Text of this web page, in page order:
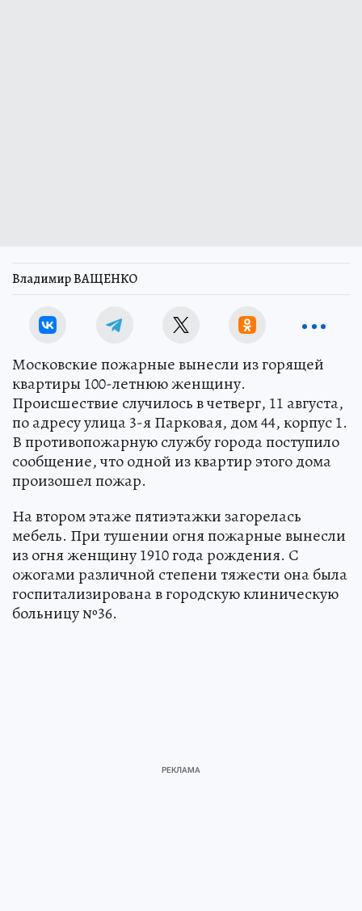
Владимир ВАЩЕНКО
Московские пожарные вынесли из горящей
квартиры 100-летнюю женщину.
Происшествие случилось в четверг, 11 августа,
по адресу улица 3-я Парковая, дом 44, корпус 1.
В противопожарную службу города поступило
сообщение, что одной из квартир этого дома
произошел пожар.
На втором этаже пятиэтажки загорелась
мебель. При тушении огня пожарные вынесли
из огня женщину 1910 года рождения. С
ожогами различной степени тяжести она была
госпитализирована в городскую клиническую
больницу №36.